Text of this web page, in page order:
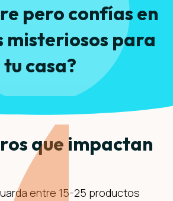
pero confías en
misteriosos para
tu casa?
que impactan
entre 15-25 productos